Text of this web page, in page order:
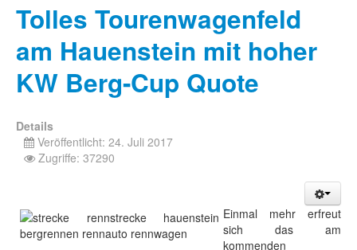
Tolles Tourenwagenfeld
am Hauenstein mit hoher
KW Berg-Cup Quote
Details
Veröffentlicht: 24. Juli 2017
Zugriffe: 37290
Einmal mehr erfreut
sich das am
kommenden